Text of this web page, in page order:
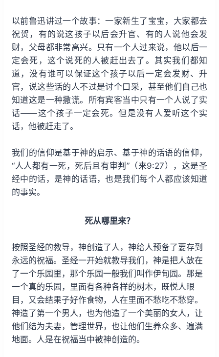
以前鲁迅讲过一个故事：一家新生了宝宝，大家都去
祝贺，有的说这孩子以后会升官、有的人说他会发
财，父母都非常高兴。只有一个人过来说，他以后一
定会死，这个说死的人被赶出去了。其实我们都知
道，没有谁可以保证这个孩子以后一定会发财、升
官，说这些话的人不过是讨个口采，甚至他们自己也
知道这是一种撒谎。所有宾客当中只有一个人说了实
话——这个孩子一定会死。但是没有人爱听这个实
话，他被赶走了。
我们的信仰是基于神的启示、基于神的话语的信仰，
“人人都有一死，死后且有审判”（来9:27），这是圣
经中的话，是神的话语，也是我们每个人都应该知道
的事实。
死从哪里来？
按照圣经的教导，神创造了人，神给人预备了要存到
永远的祝福。圣经一开始就教导我们，神是把人放在
了一个乐园里，那个乐园一般我们叫作伊甸园。那是
一个真的乐园，里面有各种各样的树木，既悦人眼
目，又会结果子好作食物，人在里面不愁吃不愁穿。
神造了第一个男人，也为他造了一个美丽的女人，让
他们结为夫妻，管理世界，也让他们生养众多、遍满
地面。人是在祝福当中被神创造的。